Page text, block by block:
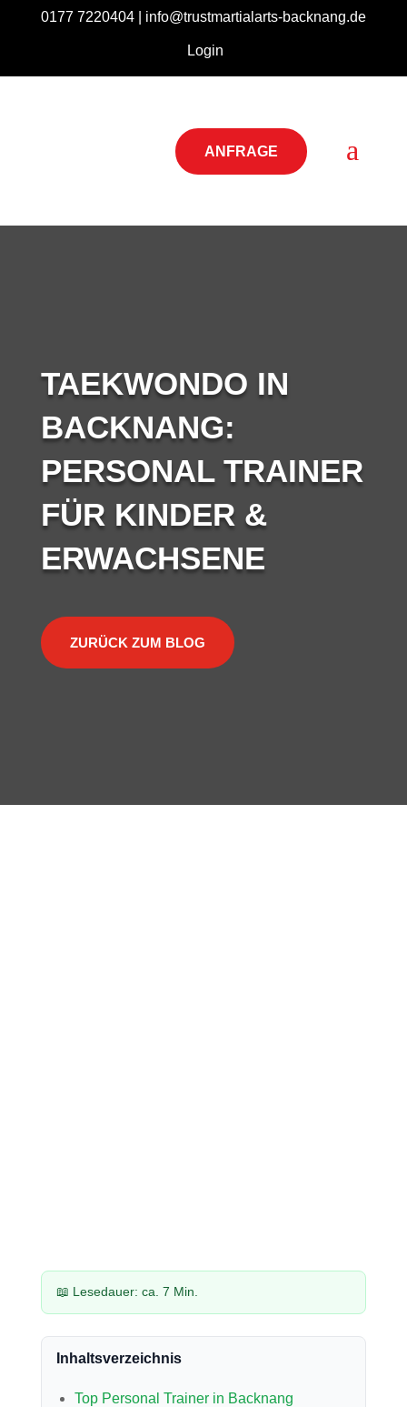
0177 7220404 | info@trustmartialarts-backnang.de
Login
ANFRAGE a
TAEKWONDO IN
BACKNANG:
PERSONAL TRAINER
FÜR KINDER &
ERWACHSENE
ZURÜCK ZUM BLOG
📖 Lesedauer: ca. 7 Min.
Inhaltsverzeichnis
Top Personal Trainer in Backnang